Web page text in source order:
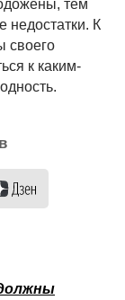
тем
недостатки. К
своего
к каким-